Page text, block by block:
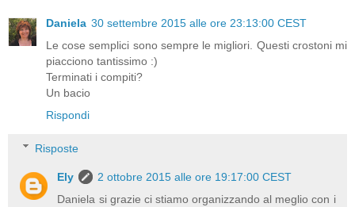
Daniela 30 settembre 2015 alle ore 23:13:00 CEST
Le cose semplici sono sempre le migliori. Questi crostoni mi
piacciono tantissimo :)
Terminati i compiti?
Un bacio
Rispondi
Risposte
Ely
2 ottobre 2015 alle ore 19:17:00 CEST
Daniela si grazie ci stiamo organizzando al meglio con i